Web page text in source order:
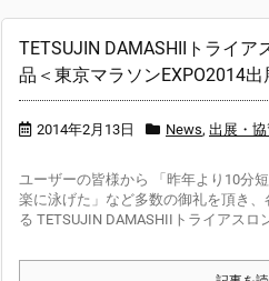
TETSUJIN DAMASHIIトライ
品＜東京マラソンEXPO2014出
2014年2月13日 News, 出展・
ユーザーの皆様から 「昨年より10分
楽に泳げた」など多数の御礼を頂き
る TETSUJIN DAMASHIIトライアスロ